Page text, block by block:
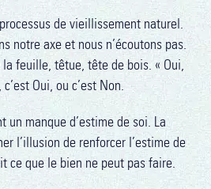
de vieillissement naturel.
notre axe et nous n’écoutons pas.
feuille, têtue, tête de bois. « Oui,
Oui, ou c’est Non.
un manque d’estime de soi. La
l’illusion de renforcer l’estime de
ce que le bien ne peut pas faire.